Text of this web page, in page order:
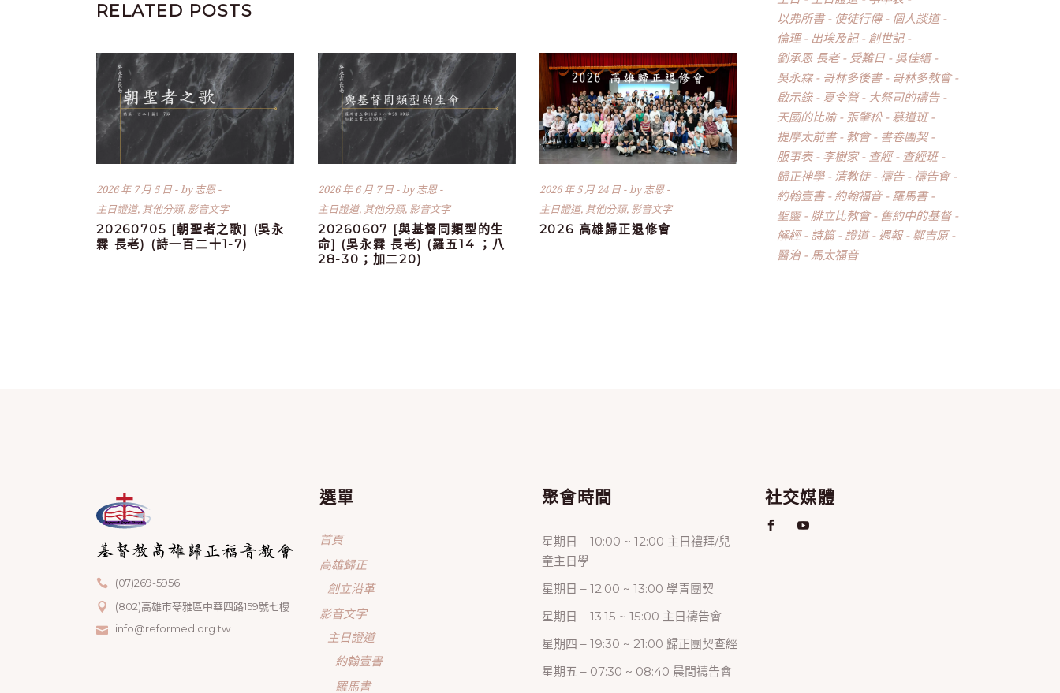
RELATED POSTS
2026 年 7 月 5 日 by志恩
主日證道, 其他分類, 影音文字
20260705 [朝聖者之歌] (吳永
霖 長老) (詩一百二十1-7)
2026 年 6 月 7 日 by志恩
主日證道, 其他分類, 影音文字
20260607 [與基督同類型的生
命] (吳永霖 長老) (羅五14 ；八
28-30；加二20)
2026 年 5 月 24 日 by志恩
主日證道, 其他分類, 影音文字
2026 高雄歸正退修會
以弗所書
使徒行傳
個人談道
倫理
出埃及記
創世記
劉承恩 長老
受難日
吳佳縉
吳永霖
哥林多後書
哥林多教會
啟示錄
夏令營
大祭司的禱告
天國的比喻
張肇松
慕道班
提摩太前書
教會
書卷團契
服事表
李樹家 查經
查經班
歸正神學
清教徒 禱告
禱告會
約翰壹書
約翰福音
羅馬書
聖靈
腓立比教會
舊約中的基督
解經
詩篇 證道 週報
鄭吉原
醫治
馬太福音
(07)269-5956
(802)高雄市苓雅區中華四路159號七樓
info@reformed.org.tw
選單
首頁
高雄歸正
創立沿革
影音文字
主日證道
約翰壹書
羅馬書
聚會時間
星期日 – 10:00 ~ 12:00 主日禮拜/兒
童主日學
星期日 – 12:00 ~ 13:00 學青團契
星期日 – 13:15 ~ 15:00 主日禱告會
星期四 – 19:30 ~ 21:00 歸正團契查經
星期五 – 07:30 ~ 08:40 晨間禱告會
社交媒體